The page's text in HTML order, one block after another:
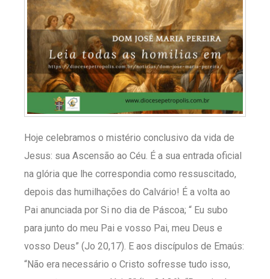
Hoje celebramos o mistério conclusivo da vida de
Jesus: sua Ascensão ao Céu. É a sua entrada oficial
na glória que lhe correspondia como ressuscitado,
depois das humilhações do Calvário! É a volta ao
Pai anunciada por Si no dia de Páscoa; “ Eu subo
para junto do meu Pai e vosso Pai, meu Deus e
vosso Deus” (Jo 20,17). E aos discípulos de Emaús:
“Não era necessário o Cristo sofresse tudo isso,